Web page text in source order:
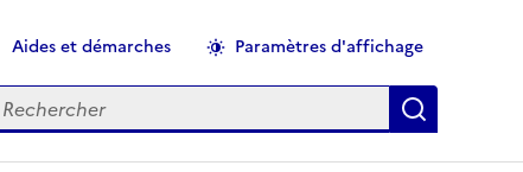
Aides et démarches Paramètres d'affichage